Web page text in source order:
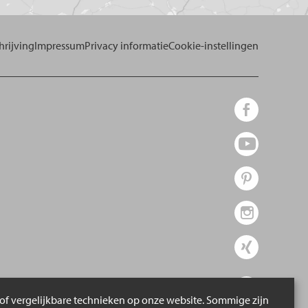
vergelijkbare technieken op onze website. Sommige zijn
ImpressumPrivacy informatieCookie-instellingen